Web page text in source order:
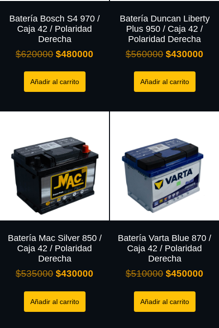
Batería Bosch S4 970 /
Caja 42 / Polaridad
Derecha
$620000 $480000
Añadir al carrito
Batería Duncan Liberty
Plus 950 / Caja 42 /
Polaridad Derecha
$560000 $430000
Añadir al carrito
Batería Mac Silver 850 /
Caja 42 / Polaridad
Derecha
$535000 $430000
Añadir al carrito
Batería Varta Blue 870 /
Caja 42 / Polaridad
Derecha
$510000 $450000
Añadir al carrito